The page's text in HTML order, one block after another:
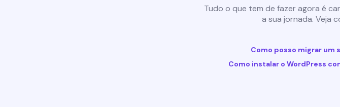
Tudo o que tem de fazer agora é
a sua jornada. Veja
Como posso migrar um
Como instalar o WordPress